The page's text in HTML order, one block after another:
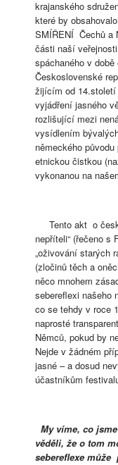
krajanského
které by
SMÍŘENÍ Čechů a
části naší
spáchaného v
Československé
žijícím od
vyjádření jasného
rozlišující mezi
vysídlením
německého
etnickou čistkou
vykonanou na
Tento akt o
nepříteli“ (řečeno s
„oživování starých
(zločinů těch a
něco mnohem
sebereflexi našeho
co se tehdy v roce
naprosté
Němců, pokud by
Nejde v žádném
jasné – a dosud
účastníkům
My víme, co
věděli, že o tom
sebereflexe může